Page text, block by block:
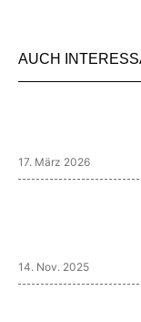
AUCH
17. März 2026
14. Nov. 2025